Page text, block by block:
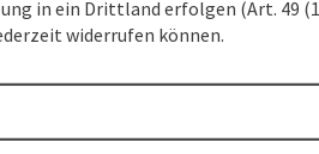
in ein Drittland erfolgen (Art. 49
widerrufen können.